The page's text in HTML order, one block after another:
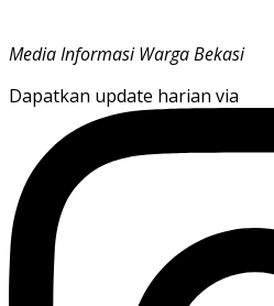
Media Informasi Warga Bekasi
Dapatkan update harian via